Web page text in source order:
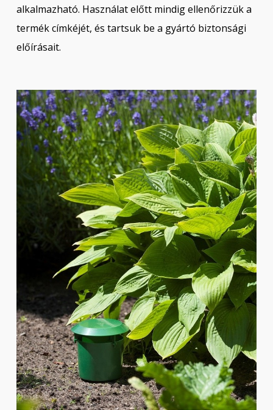
alkalmazható. Használat előtt mindig ellenőrizzük a
termék címkéjét, és tartsuk be a gyártó biztonsági
előírásait.